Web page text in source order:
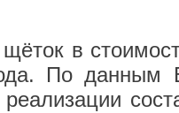
в
По данным